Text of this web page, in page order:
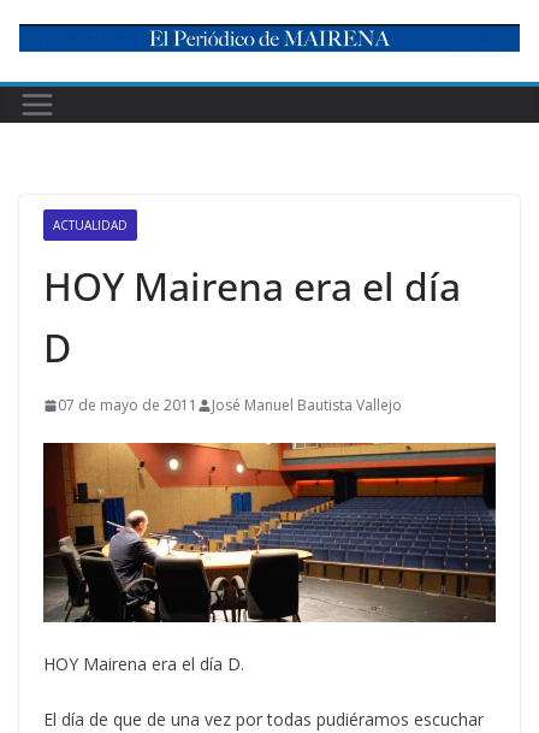
content
ACTUALIDAD
HOY Mairena era el día
D
07 de mayo de 2011 José Manuel Bautista Vallejo
HOY Mairena era el día D.
El día de que de una vez por todas pudiéramos escuchar